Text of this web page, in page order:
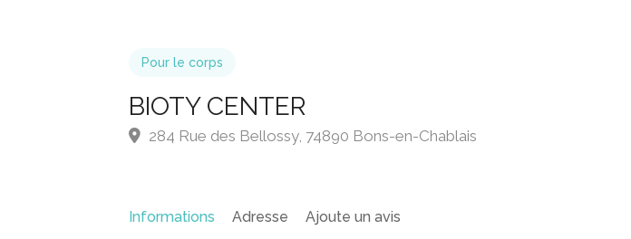
Pour le corps
BIOTY CENTER
284 Rue des Bellossy, 74890 Bons-en-Chablais
Informations Adresse Ajoute un avis